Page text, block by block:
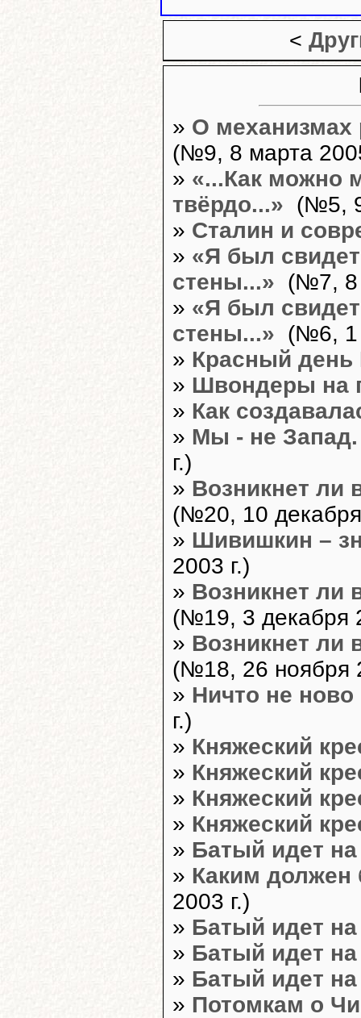
<
» О механизмах
(№9, 8 марта
» «...Как можно
твёрдо...» (№5,
» Сталин и
» «Я был
стены...» (№7, 8
» «Я был
стены...» (№6, 1
» Красный день
» Швондеры на
» Как
» Мы - не
г.)
» Возникнет ли
(№20, 10 декабря
» Шивишкин –
2003 г.)
» Возникнет ли
(№19, 3 декабря
» Возникнет ли
(№18, 26 ноября
» Ничто не
г.)
» Княжеский
» Княжеский
» Княжеский
» Княжеский
» Батый идет
» Каким должен
2003 г.)
» Батый идет
» Батый идет
» Батый идет
» Потомкам о